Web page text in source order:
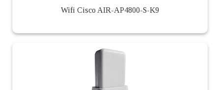
Wifi Cisco AIR-AP4800-S-K9